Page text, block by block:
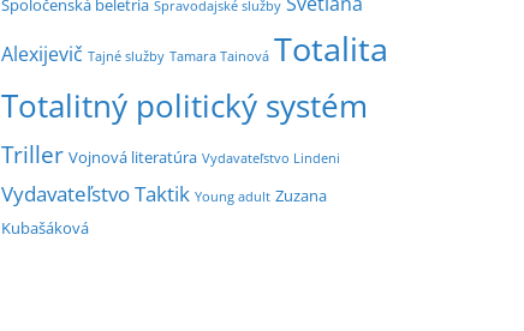
Spoločenská beletria Spravodajské služby
Alexijevič Tajné služby Tamara Tainová Totalita
Totalitný politický systém
Triller Vojnová literatúra Vydavateľstvo Lindeni
Vydavateľstvo Taktik Young adult Zuzana
Kubašáková